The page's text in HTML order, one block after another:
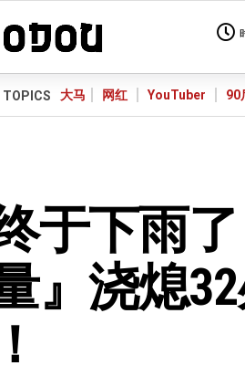
TOPICS 大马 网红 YouTuber 90
于下雨
』浇熄